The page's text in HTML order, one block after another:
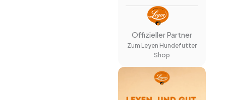
Offizieller Partner
Zum Leyen Hundefutter
Shop